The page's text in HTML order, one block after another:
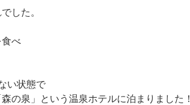
した。
べ
い状態で
の泉」という温泉ホテルに泊まりました！